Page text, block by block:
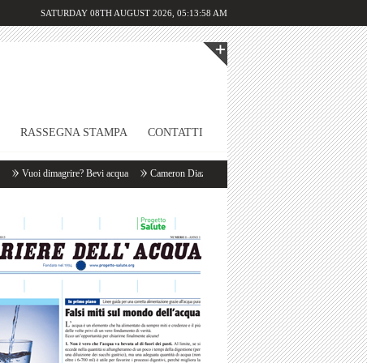
SATURDAY 08TH AUGUST 2026, 05:13:58 AM
RASSEGNA STAMPA CONTATTI
Vuoi dimagrire? Bevi acqua Cameron Diaz: «Appena mi sveglio bevo un litro d’acqua!»